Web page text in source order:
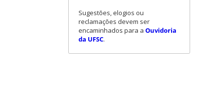
Sugestões, elogios ou
reclamações devem ser
encaminhados para a Ouvidoria
da UFSC.